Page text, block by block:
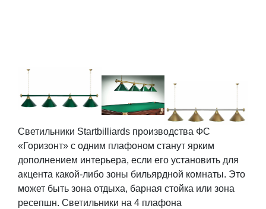
Светильники Startbilliards производства ФС
«Горизонт» с одним плафоном станут ярким
дополнением интерьера, если его установить для
акцента какой-либо зоны бильярдной комнаты. Это
может быть зона отдыха, барная стойка или зона
ресепшн. Светильники на 4 плафона